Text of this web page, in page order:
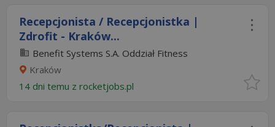
Recepcjonista / Recepcjonistka |
Zdrofit - Kraków...
Benefit Systems S.A. Oddział Fitness
Kraków
14 dni temu z rocketjobs.pl